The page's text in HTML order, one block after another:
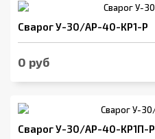
Сварог У-30/АР-40-КР1-Р
0 руб
Сварог У-30/АР-40-КР1П-Р